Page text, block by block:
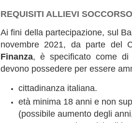
REQUISITI ALLIEVI
Ai fini della partecipazione, sul
novembre 2021, da parte del
Finanza, è specificato come
devono possedere per essere
cittadinanza italiana.
età minima 18 anni e non
(possibile aumento degli